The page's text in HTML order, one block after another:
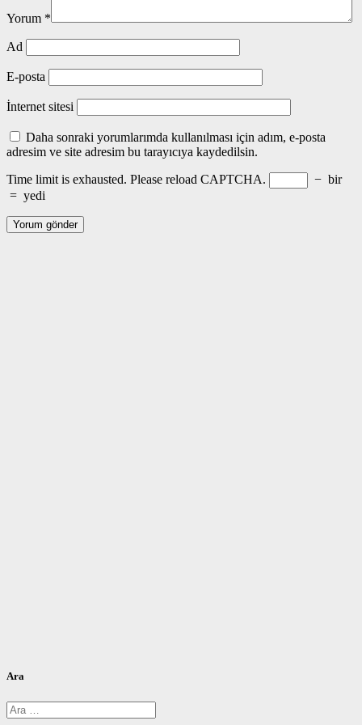
Yorum *
Ad
E-posta
İnternet sitesi
Daha sonraki yorumlarımda kullanılması için adım, e-posta
adresim ve site adresim bu tarayıcıya kaydedilsin.
Time limit is exhausted. Please reload CAPTCHA.
− bir
= yedi
Ara
Arama: